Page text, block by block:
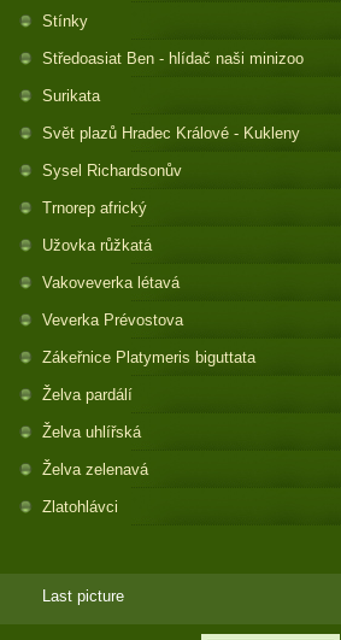
Stínky
Středoasiat Ben - hlídač naši minizoo
Surikata
Svět plazů Hradec Králové - Kukleny
Sysel Richardsonův
Trnorep africký
Užovka růžkatá
Vakoveverka létavá
Veverka Prévostova
Zákeřnice Platymeris biguttata
Želva pardálí
Želva uhlířská
Želva zelenavá
Zlatohlávci
Last picture